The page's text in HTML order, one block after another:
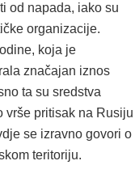
od napada, iako su
organizacije.
koja je
značajan iznos
ta su sredstva
vrše pritisak na
se izravno govori o
teritoriju.